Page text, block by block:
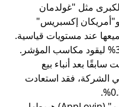
مثل "غولدمان
إكسبريس"
بعد أنباء بيع
الشركة، فقد استعادت